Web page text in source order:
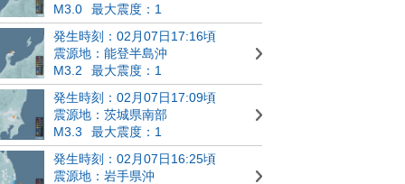
M3.0
最大震度：1
発生時刻：02月07日17:16頃
震源地：能登半島沖
M3.2
最大震度：1
発生時刻：02月07日17:09頃
震源地：茨城県南部
M3.3
最大震度：1
発生時刻：02月07日16:25頃
震源地：岩手県沖